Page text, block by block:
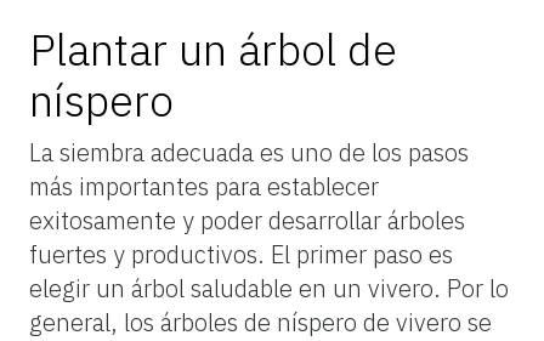
Plantar un árbol de
níspero
La siembra adecuada es uno de los pasos
más importantes para establecer
exitosamente y poder desarrollar árboles
fuertes y productivos. El primer paso es
elegir un árbol saludable en un vivero. Por lo
general, los árboles de níspero de vivero se